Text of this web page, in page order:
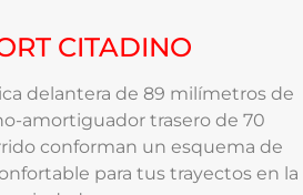
CITADINO
delantera de 89 milímetros de
amortiguador trasero de 70
conforman un esquema de
para tus trayectos en la